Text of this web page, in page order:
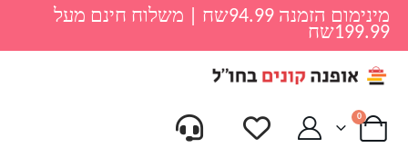
מינימום הזמנה 94.99שח | משלוח חינם מעל
199.99שח
0